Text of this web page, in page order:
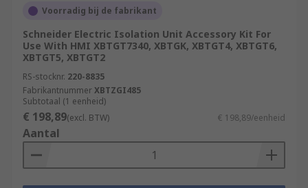
Voorradig bij de fabrikant
Schneider Electric Isolation Unit Accessory Kit For
Use With HMI XBTGT7340, XBTGK, XBTGT4, XBTGT6,
XBTGT5, XBTGT2
RS-stocknr. 220-8835
FabrikantnummerXBTZGI485
Subtotaal (1 eenheid)
€ 198,89(excl. BTW) € 198,89/eenheid
Aantal